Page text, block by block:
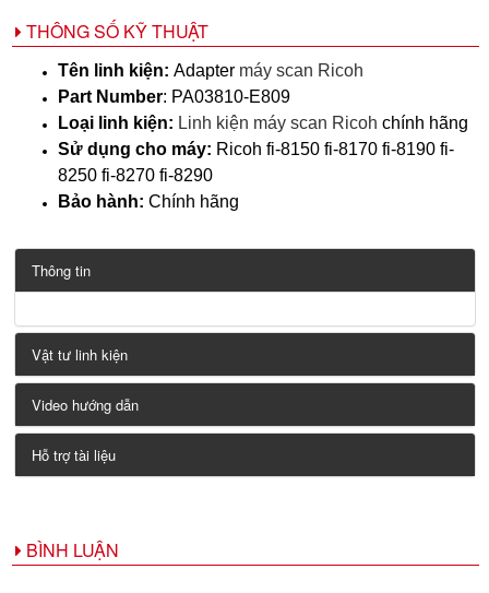
THÔNG SỐ KỸ THUẬT
Tên linh kiện: Adapter máy scan Ricoh
Part Number: PA03810-E809
Loại linh kiện: Linh kiện máy scan Ricoh chính hãng
Sử dụng cho máy: Ricoh fi-8150 fi-8170 fi-8190 fi-
8250 fi-8270 fi-8290
Bảo hành: Chính hãng
Thông tin
Vật tư linh kiện
Video hướng dẫn
Hỗ trợ tài liệu
BÌNH LUẬN